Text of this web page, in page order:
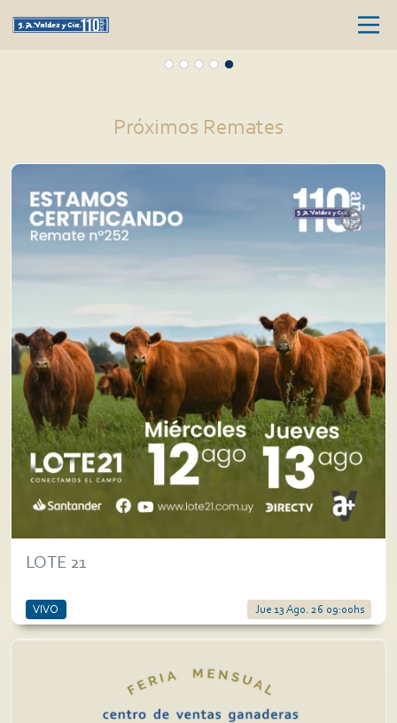
Próximos Remates
LOTE 21
VIVO Jue 13 Ago. 26 09:00hs